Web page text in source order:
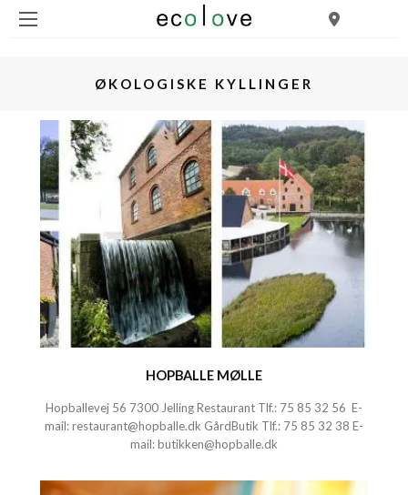
ØKOLOGISKE KYLLINGER
HOPBALLE MØLLE
Hopballevej 56 7300 Jelling Restaurant Tlf.: 75 85 32 56 E-
mail:restaurant@hopballe.dk GårdButik Tlf.: 75 85 32 38 E-
mail:butikken@hopballe.dk